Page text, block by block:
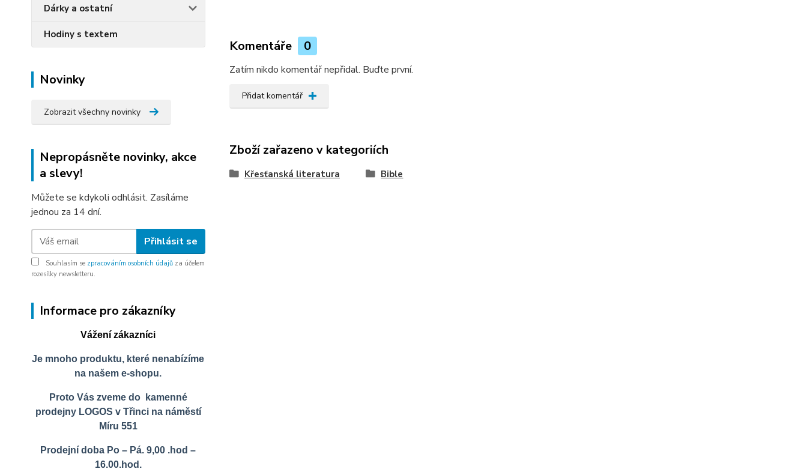
Dárky a ostatní
Hodiny s textem
Novinky
Zobrazit všechny novinky
Nepropásněte novinky, akce
a slevy!
Můžete se kdykoli odhlásit. Zasíláme
jednou za 14 dní.
Přihlásit se
Souhlasím se zpracováním osobních údajů za účelem
rozesílky newsletteru.
Informace pro zákazníky
Vážení zákazníci
Je mnoho produktu, které nenabízíme
na našem e-shopu.
Proto Vás zveme do kamenné
prodejny LOGOS v Třinci na náměstí
Míru 551
Prodejní doba Po – Pá. 9,00 .hod –
16.00.hod.
Komentáře 0
Zatím nikdo komentář nepřidal. Buďte první.
Přidat komentář
Zboží zařazeno v kategoriích
Křesťanská literatura Bible